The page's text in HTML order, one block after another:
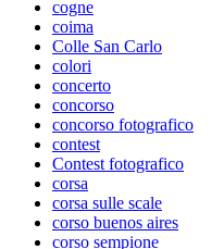
cogne
coima
Colle San Carlo
colori
concerto
concorso
concorso fotografico
contest
Contest fotografico
corsa
corsa sulle scale
corso buenos aires
corso sempione